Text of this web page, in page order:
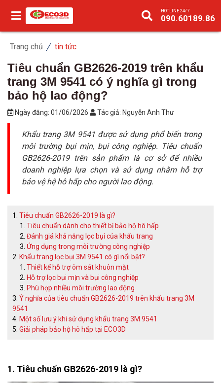
HOTLINE 24/7
090.60189.86
Trang chủ tin tức
Tiêu chuẩn GB2626-2019 trên khẩu
trang 3M 9541 có ý nghĩa gì trong
bảo hộ lao động?
Ngày đăng: 01/06/2026 Tác giả: Nguyễn Anh Thư
Khẩu trang 3M 9541 được sử dụng phổ biến trong
môi trường bụi mịn, bụi công nghiệp. Tiêu chuẩn
GB2626-2019 trên sản phẩm là cơ sở để nhiều
doanh nghiệp lựa chọn và sử dụng nhằm hỗ trợ
bảo vệ hệ hô hấp cho người lao động.
Tiêu chuẩn GB2626-2019 là gì?
Tiêu chuẩn dành cho thiết bị bảo hộ hô hấp
Đánh giá khả năng lọc bụi của khẩu trang
Ứng dụng trong môi trường công nghiệp
Khẩu trang lọc bụi 3M 9541 có gì nổi bật?
Thiết kế hỗ trợ ôm sát khuôn mặt
Hỗ trợ lọc bụi mịn và bụi công nghiệp
Phù hợp nhiều môi trường lao động
Ý nghĩa của tiêu chuẩn GB2626-2019 trên khẩu trang 3M
9541
Một số lưu ý khi sử dụng khẩu trang 3M 9541
Giải pháp bảo hộ hô hấp tại ECO3D
1. Tiêu chuẩn GB2626-2019 là gì?